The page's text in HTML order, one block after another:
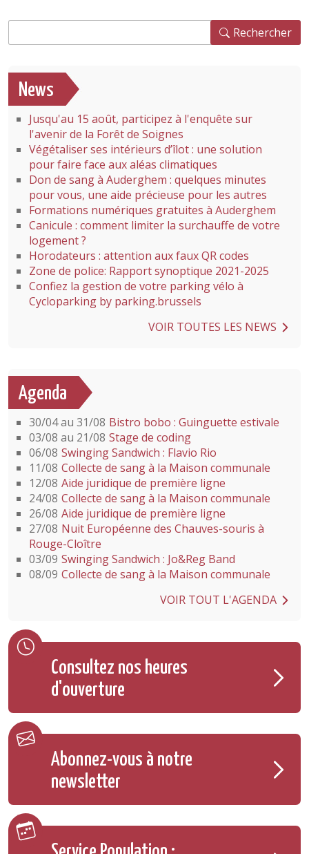
Rechercher
News
Jusqu'au 15 août, participez à l'enquête sur
l'avenir de la Forêt de Soignes
Végétaliser ses intérieurs d’îlot : une solution
pour faire face aux aléas climatiques
Don de sang à Auderghem : quelques minutes
pour vous, une aide précieuse pour les autres
Formations numériques gratuites à Auderghem
Canicule : comment limiter la surchauffe de votre
logement ?
Horodateurs : attention aux faux QR codes
Zone de police: Rapport synoptique 2021-2025
Confiez la gestion de votre parking vélo à
Cycloparking by parking.brussels
VOIR TOUTES LES NEWS
Agenda
30/04 au 31/08 Bistro bobo : Guinguette estivale
03/08 au 21/08 Stage de coding
06/08 Swinging Sandwich : Flavio Rio
11/08 Collecte de sang à la Maison communale
12/08 Aide juridique de première ligne
24/08 Collecte de sang à la Maison communale
26/08 Aide juridique de première ligne
27/08 Nuit Européenne des Chauves-souris à
Rouge-Cloître
03/09 Swinging Sandwich : Jo&Reg Band
08/09 Collecte de sang à la Maison communale
VOIR TOUT L'AGENDA
Consultez nos heures
d'ouverture
Abonnez-vous à notre
newsletter